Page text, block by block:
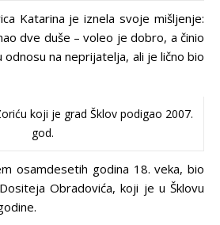
Katarina je iznela svoje mišljenje:
dve duše – voleo je dobro, a činio
odnosu na neprijatelja, ali je lično bio
koji je grad Šklov podigao 2007.
god.
osamdesetih godina 18. veka, bio
Obradovića, koji je u Šklovu